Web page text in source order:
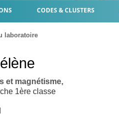
CODES & CLUSTERS
laboratoire
et magnétisme,
1ère classe